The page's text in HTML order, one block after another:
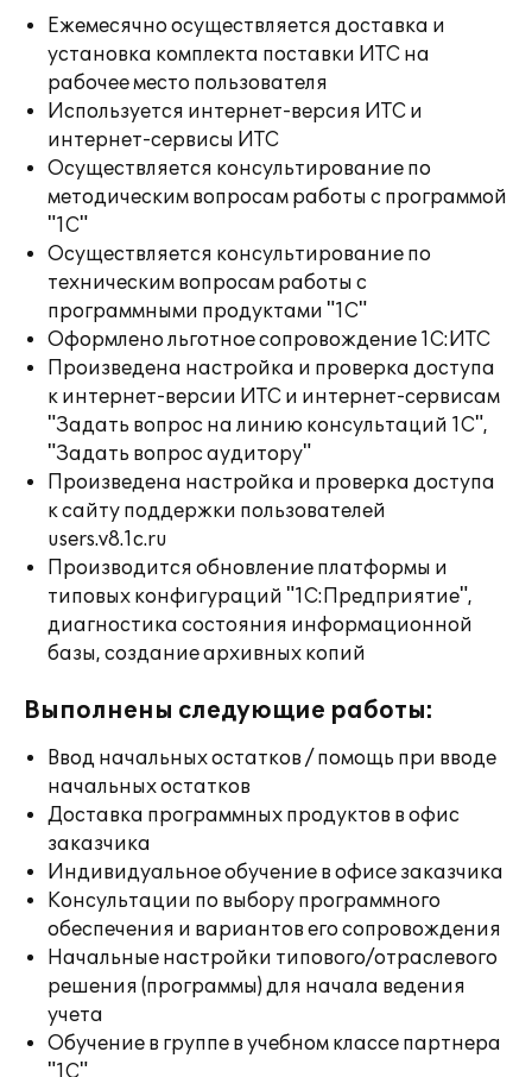
Ежемесячно осуществляется доставка и
установка комплекта поставки ИТС на
рабочее место пользователя
Используется интернет-версия ИТС и
интернет-сервисы ИТС
Осуществляется консультирование по
методическим вопросам работы с программой
"1С"
Осуществляется консультирование по
техническим вопросам работы с
программными продуктами "1С"
Оформлено льготное сопровождение 1С:ИТС
Произведена настройка и проверка доступа
к интернет-версии ИТС и интернет-сервисам
"Задать вопрос на линию консультаций 1С",
"Задать вопрос аудитору"
Произведена настройка и проверка доступа
к сайту поддержки пользователей
users.v8.1c.ru
Производится обновление платформы и
типовых конфигураций "1С:Предприятие",
диагностика состояния информационной
базы, создание архивных копий
Выполнены следующие работы:
Ввод начальных остатков / помощь при вводе
начальных остатков
Доставка программных продуктов в офис
заказчика
Индивидуальное обучение в офисе заказчика
Консультации по выбору программного
обеспечения и вариантов его сопровождения
Начальные настройки типового/отраслевого
решения (программы) для начала ведения
учета
Обучение в группе в учебном классе партнера
"1С"